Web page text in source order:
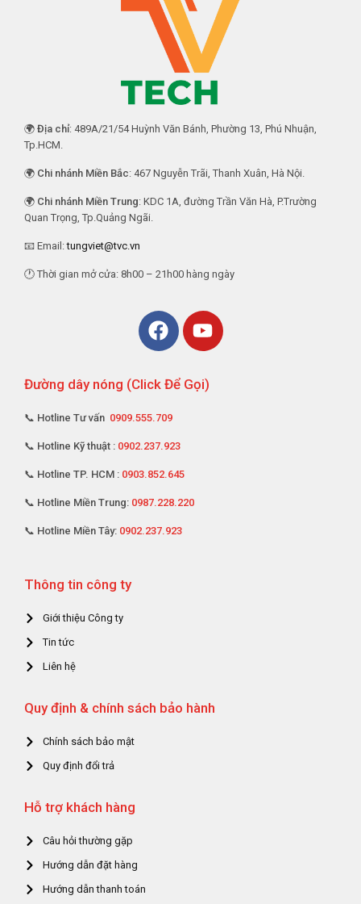
🌍 Địa chỉ: 489A/21/54 Huỳnh Văn Bánh, Phường 13, Phú Nhuận,
Tp.HCM.
🌍 Chi nhánh Miền Bắc: 467 Nguyễn Trãi, Thanh Xuân, Hà Nội.
🌍 Chi nhánh Miền Trung: KDC 1A, đường Trần Văn Hà, P.Trường
Quan Trọng, Tp.Quảng Ngãi.
📧 Email:tungviet@tvc.vn
🕐 Thời gian mở cửa: 8h00 – 21h00 hàng ngày
Đường dây nóng (Click Để Gọi)
📞 Hotline Tư vấn 0909.555.709
📞 Hotline Kỹ thuật : 0902.237.923
📞 Hotline TP. HCM : 0903.852.645
📞 Hotline Miền Trung: 0987.228.220
📞 Hotline Miền Tây: 0902.237.923
Thông tin công ty
Giới thiệu Công ty
Tin tức
Liên hệ
Quy định & chính sách bảo hành
Chính sách bảo mật
Quy định đổi trả
Hỗ trợ khách hàng
Câu hỏi thường gặp
Hướng dẫn đặt hàng
Hướng dẫn thanh toán